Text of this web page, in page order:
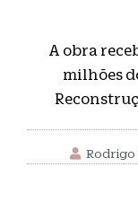
A obra
milhões
Rodrigo